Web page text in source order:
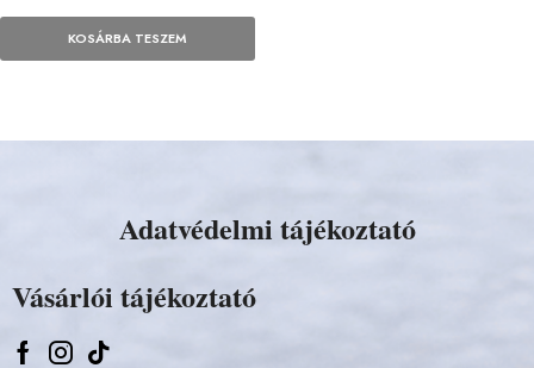
KOSÁRBA TESZEM
Adatvédelmi tájékoztató
Vásárlói tájékoztató